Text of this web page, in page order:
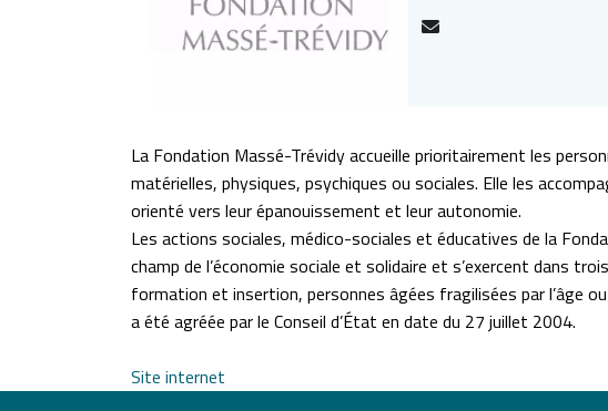
La Fondation Massé-Trévidy accueille prioritairement les
matérielles, physiques, psychiques ou sociales. Elle les
orienté vers leur épanouissement et leur autonomie.
Les actions sociales, médico-sociales et éducatives de la
champ de l’économie sociale et solidaire et s’exercent dans
formation et insertion, personnes âgées fragilisées par l’âge
a été agréée par le Conseil d’État en date du 27 juillet 2004.
Site internet